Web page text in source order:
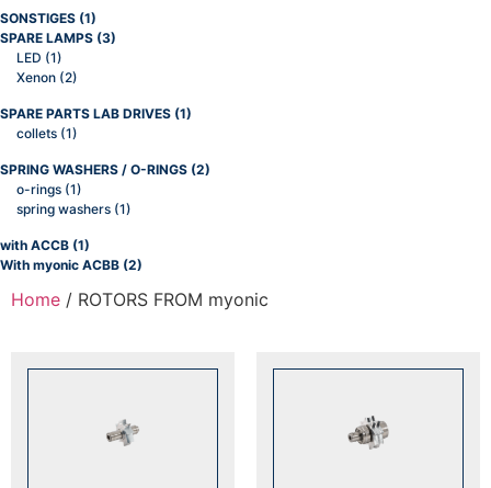
SONSTIGES (1)
SPARE LAMPS (3)
LED (1)
Xenon (2)
SPARE PARTS LAB DRIVES (1)
collets (1)
SPRING WASHERS / O-RINGS (2)
o-rings (1)
spring washers (1)
with ACCB (1)
With myonic ACBB (2)
Home / ROTORS FROM myonic